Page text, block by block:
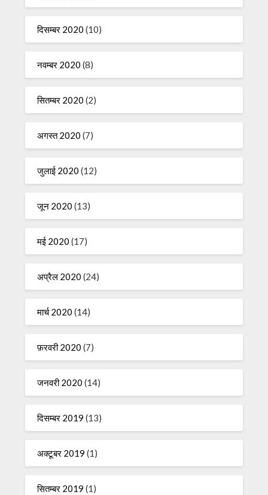
दिसम्बर 2020 (10)
नवम्बर 2020 (8)
सितम्बर 2020 (2)
अगस्त 2020 (7)
जुलाई 2020 (12)
जून 2020 (13)
मई 2020 (17)
अप्रैल 2020 (24)
मार्च 2020 (14)
फ़रवरी 2020 (7)
जनवरी 2020 (14)
दिसम्बर 2019 (13)
अक्टूबर 2019 (1)
सितम्बर 2019 (1)